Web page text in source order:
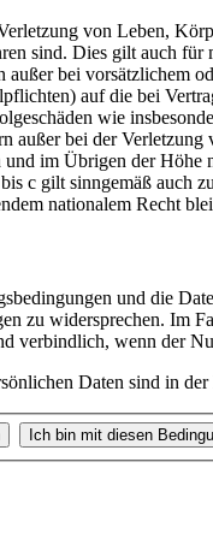
von Leben,
sind. Dies gilt auch
bei vorsätzlichem
auf die bei
wie
außer bei der
im Übrigen der
c gilt sinngemäß auch
nationalem Recht
und die
zu widersprechen. Im
verbindlich, wenn der
Daten sind in